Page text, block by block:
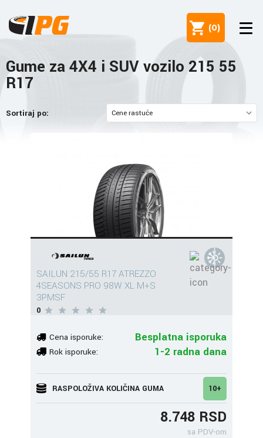
(0)
Gume za 4X4 i SUV vozilo 215 55
R17
Sortiraj po:
SAILUN 215/55 R17 ATREZZO
4SEASONS PRO 98W XL M+S
3PMSF
0
Cena isporuke: Besplatna isporuka
Rok isporuke: 1-2 radna dana
RASPOLOŽIVA KOLIČINA GUMA 10+
8.748 RSD
sa PDV-om